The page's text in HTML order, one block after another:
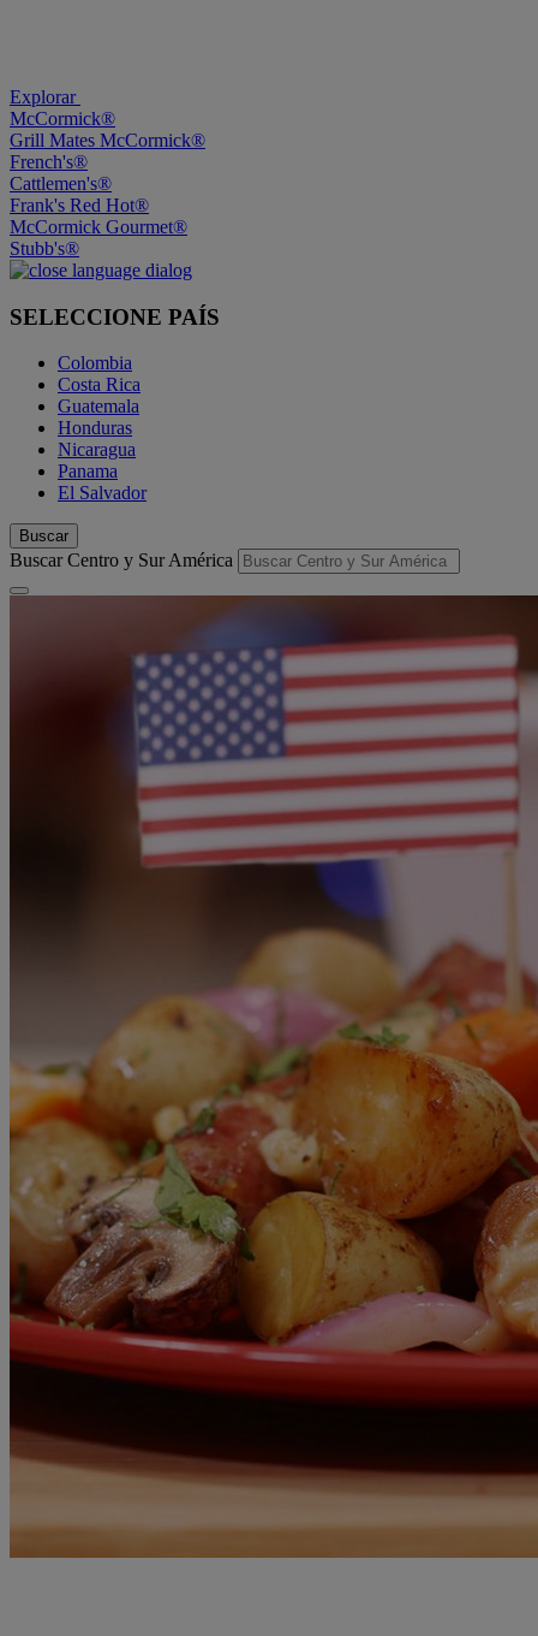
Explorar
McCormick®
Grill Mates McCormick®
French's®
Cattlemen's®
Frank's Red Hot®
McCormick Gourmet®
Stubb's®
SELECCIONE PAÍS
Colombia
Costa Rica
Guatemala
Honduras
Nicaragua
Panama
El Salvador
Buscar
Buscar Centro y Sur América